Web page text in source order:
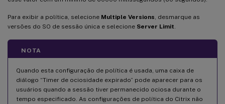
Para exibir a política, selecione Multiple Versions , desmarque as
versões do SO de sessão única e selecione Server Limit
NOTA
Quando esta configuração de política é usada, uma caixa de
diálogo “Timer de ociosidade expirado” pode aparecer para os
usuários quando a sessão tiver permanecido ociosa durante o
tempo especificado. As configurações de política do Citrix não